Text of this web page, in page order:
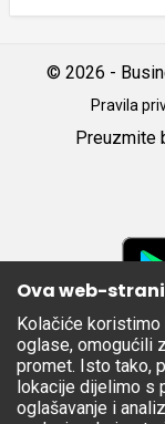
© 2026 -
Pravila
Preuzmite
Apple
Store
Ova web-
Kolačiće
oglase, omogućili
promet. Isto tako,
lokacije dijelimo s
oglašavanje i